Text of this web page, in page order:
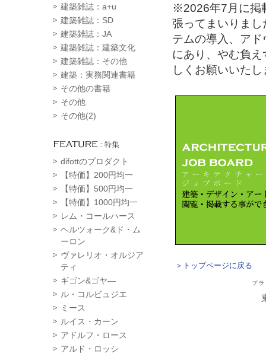
建築雑誌：a+u
建築雑誌：SD
建築雑誌：JA
建築雑誌：建築文化
建築雑誌：その他
建築：実務関連書籍
その他の書籍
その他
その他(2)
difottのプロダクト
【特価】200円均一
【特価】500円均一
【特価】1000円均一
レム・コールハース
ヘルツォーク&ド・ム
ーロン
ヴァレリオ・オルジア
ティ
ギゴン&ゴヤ―
ル・コルビュジエ
ミース
ルイス・カーン
アドルフ・ロース
アルド・ロッシ
※2026年7月に掲
張ってまいりま
テムの導入、ア
にあり、やむ負
しくお願いいたし
＞トップページに戻る